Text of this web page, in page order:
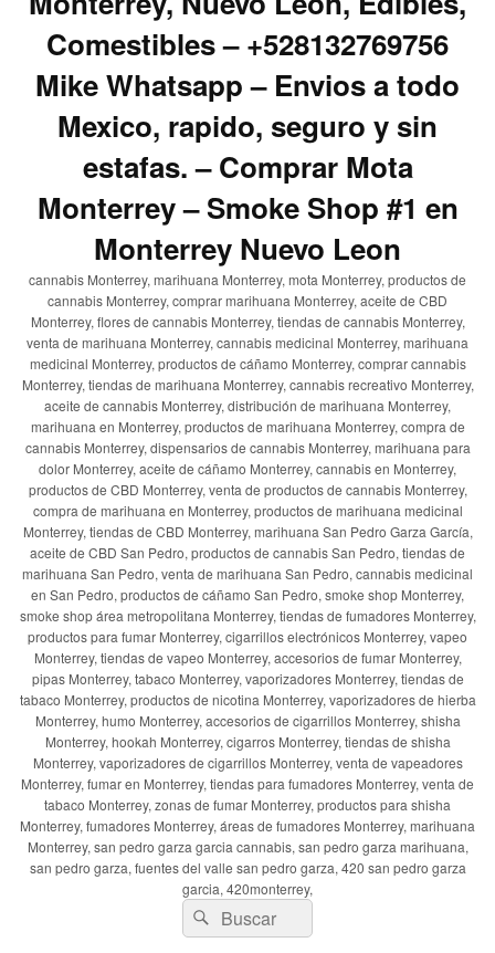
Comestibles – +528132769756
Mike Whatsapp – Envios a todo
Mexico, rapido, seguro y sin
estafas. – Comprar Mota
Monterrey – Smoke Shop #1 en
Monterrey Nuevo Leon
cannabis Monterrey, marihuana Monterrey, mota Monterrey, productos de
cannabis Monterrey, comprar marihuana Monterrey, aceite de CBD
Monterrey, flores de cannabis Monterrey, tiendas de cannabis Monterrey,
venta de marihuana Monterrey, cannabis medicinal Monterrey, marihuana
medicinal Monterrey, productos de cáñamo Monterrey, comprar cannabis
Monterrey, tiendas de marihuana Monterrey, cannabis recreativo Monterrey,
aceite de cannabis Monterrey, distribución de marihuana Monterrey,
marihuana en Monterrey, productos de marihuana Monterrey, compra de
cannabis Monterrey, dispensarios de cannabis Monterrey, marihuana para
dolor Monterrey, aceite de cáñamo Monterrey, cannabis en Monterrey,
productos de CBD Monterrey, venta de productos de cannabis Monterrey,
compra de marihuana en Monterrey, productos de marihuana medicinal
Monterrey, tiendas de CBD Monterrey, marihuana San Pedro Garza García,
aceite de CBD San Pedro, productos de cannabis San Pedro, tiendas de
marihuana San Pedro, venta de marihuana San Pedro, cannabis medicinal
en San Pedro, productos de cáñamo San Pedro, smoke shop Monterrey,
smoke shop área metropolitana Monterrey, tiendas de fumadores Monterrey,
productos para fumar Monterrey, cigarrillos electrónicos Monterrey, vapeo
Monterrey, tiendas de vapeo Monterrey, accesorios de fumar Monterrey,
pipas Monterrey, tabaco Monterrey, vaporizadores Monterrey, tiendas de
tabaco Monterrey, productos de nicotina Monterrey, vaporizadores de hierba
Monterrey, humo Monterrey, accesorios de cigarrillos Monterrey, shisha
Monterrey, hookah Monterrey, cigarros Monterrey, tiendas de shisha
Monterrey, vaporizadores de cigarrillos Monterrey, venta de vapeadores
Monterrey, fumar en Monterrey, tiendas para fumadores Monterrey, venta de
tabaco Monterrey, zonas de fumar Monterrey, productos para shisha
Monterrey, fumadores Monterrey, áreas de fumadores Monterrey, marihuana
Monterrey, san pedro garza garcia cannabis, san pedro garza marihuana,
san pedro garza, fuentes del valle san pedro garza, 420 san pedro garza
garcia, 420monterrey,
Buscar
por:
Buscar